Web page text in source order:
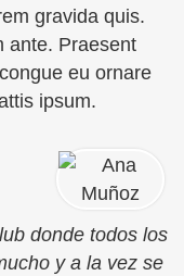
gravida quis.
ante. Praesent
eu ornare
ipsum.
niños y niñas
Con un